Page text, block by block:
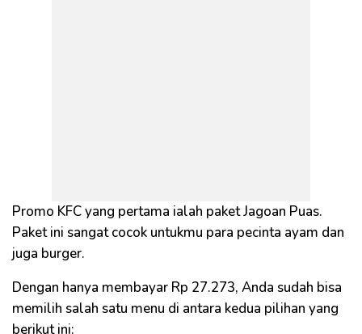
Promo KFC yang pertama ialah paket Jagoan Puas.
Paket ini sangat cocok untukmu para pecinta ayam dan
juga burger.
Dengan hanya membayar Rp 27.273, Anda sudah bisa
memilih salah satu menu di antara kedua pilihan yang
berikut ini: